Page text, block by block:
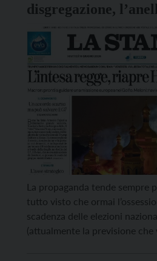
disgregazione,
Lega
La propaganda tende sempre
tutto visto che ormai
scadenza delle elezioni
(attualmente la previsione che